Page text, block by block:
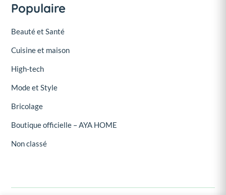
Populaire
Beauté et Santé
Cuisine et maison
High-tech
Mode et Style
Bricolage
Boutique officielle – AYA HOME
Non classé